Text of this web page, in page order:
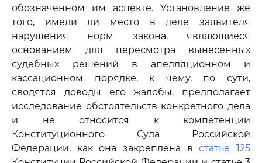
обозначенном им аспекте. Установление же
того, имели ли место в деле заявителя
нарушения норм закона, являющиеся
основанием для пересмотра вынесенных
судебных решений в апелляционном и
кассационном порядке, к чему, по сути,
сводятся доводы его жалобы, предполагает
исследование обстоятельств конкретного дела
и не относится к компетенции
Конституционного Суда Российской
Федерации, как она закреплена встатье 125